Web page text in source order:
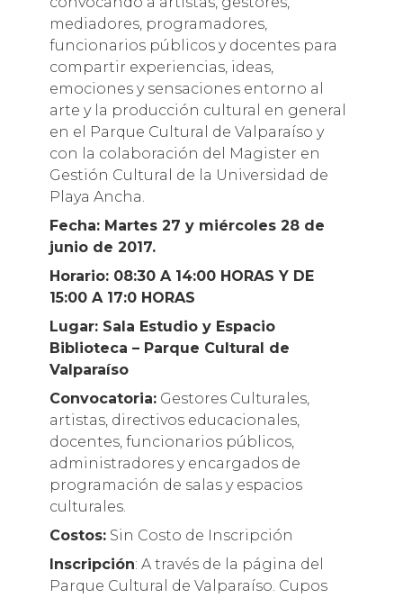
mediadores, programadores,
funcionarios públicos y docentes para
compartir experiencias, ideas,
emociones y sensaciones entorno al
arte y la producción cultural en general
en el Parque Cultural de Valparaíso y
con la colaboración del Magister en
Gestión Cultural de la Universidad de
Playa Ancha.
Fecha: Martes 27 y miércoles 28 de
junio de 2017.
Horario: 08:30 A 14:00 HORAS Y DE
15:00 A 17:0 HORAS
Lugar: Sala Estudio y Espacio
Biblioteca – Parque Cultural de
Valparaíso
Convocatoria:Gestores Culturales,
artistas, directivos educacionales,
docentes, funcionarios públicos,
administradores y encargados de
programación de salas y espacios
culturales.
Costos:Sin Costo de Inscripción
Inscripción: A través de la página del
Parque Cultural de Valparaíso. Cupos